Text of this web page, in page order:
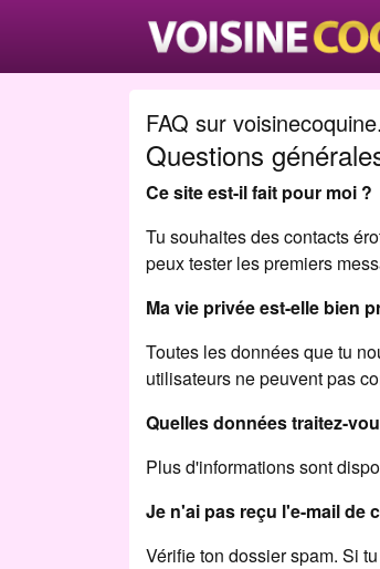
FAQ sur
Questions
Ce site est-il fait pour moi ?
Tu souhaites des contacts
peux tester les premiers
Ma vie privée est-elle bien
Toutes les données que tu
utilisateurs ne peuvent pas
Quelles données traitez-
Plus d'informations sont
Je n'ai pas reçu l'e-mail de
Vérifie ton dossier spam. Si